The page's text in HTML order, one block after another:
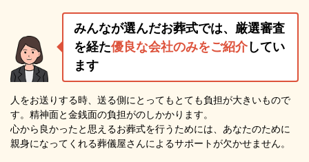
みんなが選んだお葬式では、厳選審査
を経た優良な会社のみをご紹介してい
ます
人をお送りする時、送る側にとってもとても負担が大きいもので
す。精神面と金銭面の負担がのしかかります。
心から良かったと思えるお葬式を行うためには、あなたのために
親身になってくれる葬儀屋さんによるサポートが欠かせません。